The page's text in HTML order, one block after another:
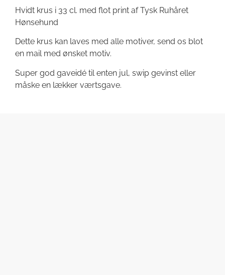
Hvidt krus i 33 cl. med flot print af Tysk Ruhåret
Hønsehund
Dette krus kan laves med alle motiver, send os blot
en mail med ønsket motiv.
Super god gaveidé til enten jul, swip gevinst eller
måske en lækker værtsgave.